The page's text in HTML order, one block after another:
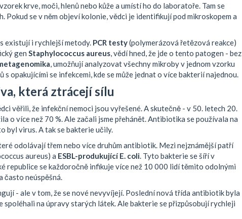
krve, moči, hlenů nebo kůže a umístí ho do laboratoře. Tam se
Pokud se v něm objeví kolonie, vědci je identifikují pod mikroskopem a
existují i rychlejší metody. PCR testy(polymerázová řetězová reakce)
gen Staphylococcus aureus, vědí hned, že jde o tento patogen - bez
, umožňují analyzovat všechny mikroby v jednom vzorku
opakujícími se infekcemi, kde se může jednat o více bakterií najednou.
která ztrácejí sílu
věřili, že infekční nemoci jsou vyřešené. A skutečně - v 50. letech 20.
o více než 70 %. Ale začali jsme přehánět. Antibiotika se používala na
byl virus. A tak se bakterie učily.
odolávají třem nebo více druhům antibiotik. Mezi nejznámější patří
aureus) a ESBL-produkující E. coli. Tyto bakterie se šíří v
republice se každoročně infikuje více než 10 000 lidí těmito odolnými
často neúspěšná.
- ale v tom, že se nové nevyvíjejí. Poslední nová třída antibiotik byla
spoléhali na úpravy starých látek. Ale bakterie se přizpůsobují rychleji